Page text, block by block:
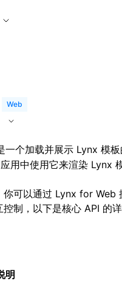
Web
一个加载并展示 Lynx 模板
用中使用它来渲染 Lynx 模
你可以通过 Lynx for Web
制，以下是核心 API 的详
明